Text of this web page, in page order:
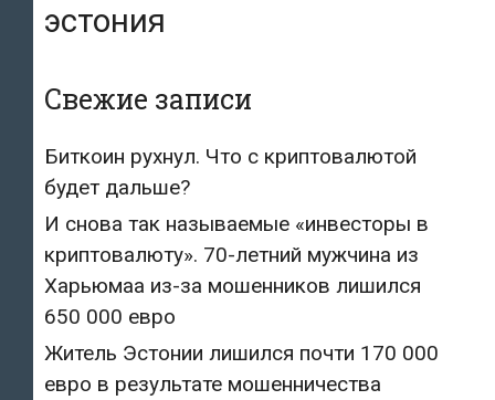
эстония
Свежие записи
Биткоин рухнул. Что с криптовалютой
будет дальше?
И снова так называемые «инвесторы в
криптовалюту». 70-летний мужчина из
Харьюмаа из-за мошенников лишился
650 000 евро
Житель Эстонии лишился почти 170 000
евро в результате мошенничества